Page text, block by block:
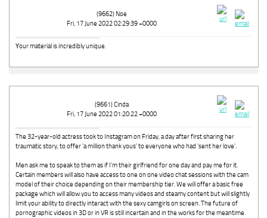
(9662) Noe
Fri, 17 June 2022 02:29:39 +0000
Үour material is incredibly unique.
(9661) Cinda
Fri, 17 June 2022 01:20:22 +0000
The 32-year-old actress took to Instagram on Friday, a day after first sharing her
traumatic story, to offer 'a million thank yous' to everyone who had 'sent her love'.
Men ask me to speak to them as if I'm their girlfriend for one day and pay me for it.
Certain members will also have access to one on one video chat sessions with the cam
model of their choice depending on their membership tier. We will offer a basic free
package which will allow you to access many videos and steamy content but will slightly
limit your ability to directly interact with the sexy camgirls on screen. The future of
pornographic videos in 3D or in VR is still incertain and in the works for the meantime.